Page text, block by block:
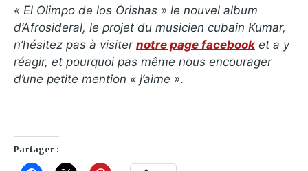
« El Olimpo de los Orishas » le nouvel album
d’Afrosideral, le projet du musicien cubain Kumar,
n’hésitez pas à visiter notre page facebook et a y
réagir, et pourquoi pas même nous encourager
d’une petite mention « j’aime ».
Partager :